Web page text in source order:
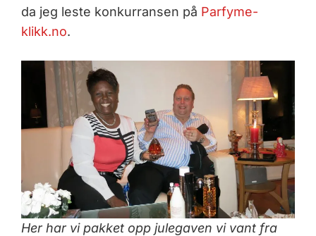
da jeg leste konkurransen på Parfyme-
klikk.no.
Her har vi pakket opp julegaven vi vant fra